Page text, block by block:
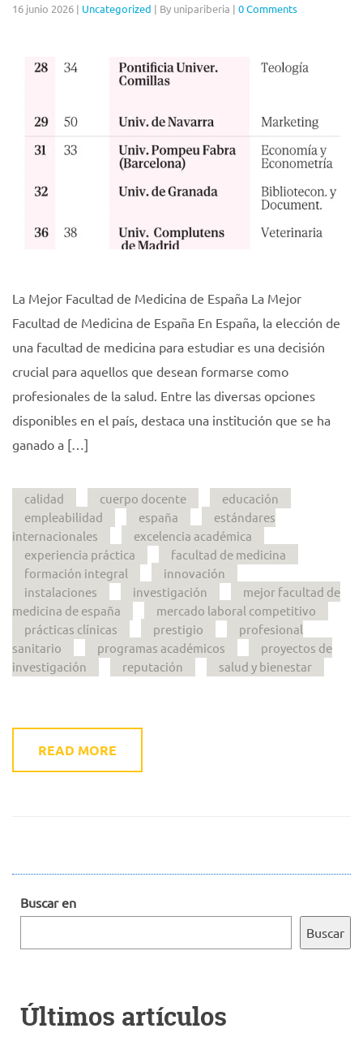
16 junio 2026 | Uncategorized | By unipariberia | 0 Comments
La Mejor Facultad de Medicina de España La Mejor
Facultad de Medicina de España En España, la elección de
una facultad de medicina para estudiar es una decisión
crucial para aquellos que desean formarse como
profesionales de la salud. Entre las diversas opciones
disponibles en el país, destaca una institución que se ha
ganado a […]
calidad cuerpo docente
educación
empleabilidad
españa
estándares
internacionales
excelencia académica
experiencia práctica
facultad de medicina
formación integral
innovación
instalaciones
investigación
mejor facultad de
medicina de españa
mercado laboral competitivo
prácticas clínicas
prestigio
profesional
sanitario
programas académicos
proyectos de
investigación
reputación salud y bienestar
READ MORE
Buscar en
Buscar
Últimos artículos